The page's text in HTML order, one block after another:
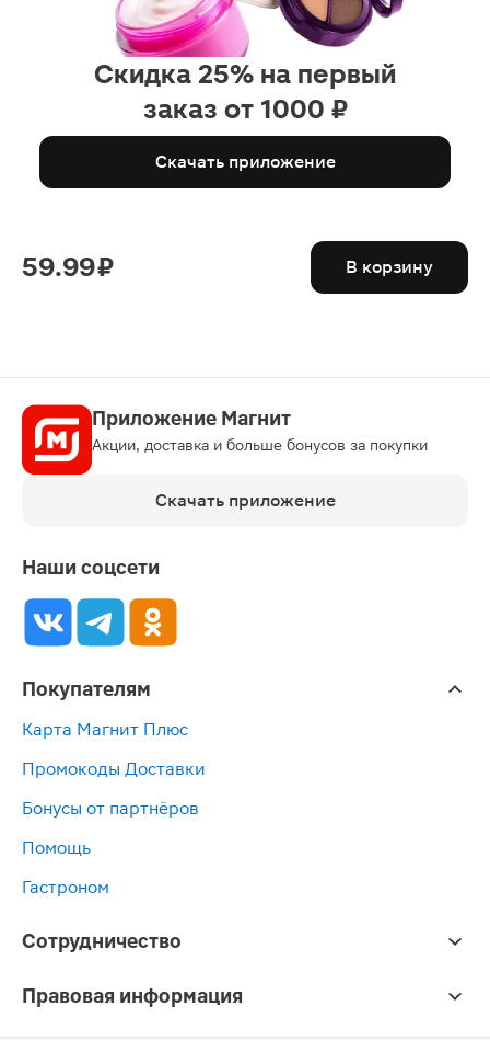
Скидка 25% на первый
заказ от 1000 ₽
Скачать приложение
59.99 ₽ В корзину
Приложение Магнит
Акции, доставка и больше бонусов за покупки
Скачать приложение
Наши соцсети
Покупателям
Карта Магнит Плюс
Промокоды Доставки
Бонусы от партнёров
Помощь
Гастроном
Сотрудничество
Правовая информация